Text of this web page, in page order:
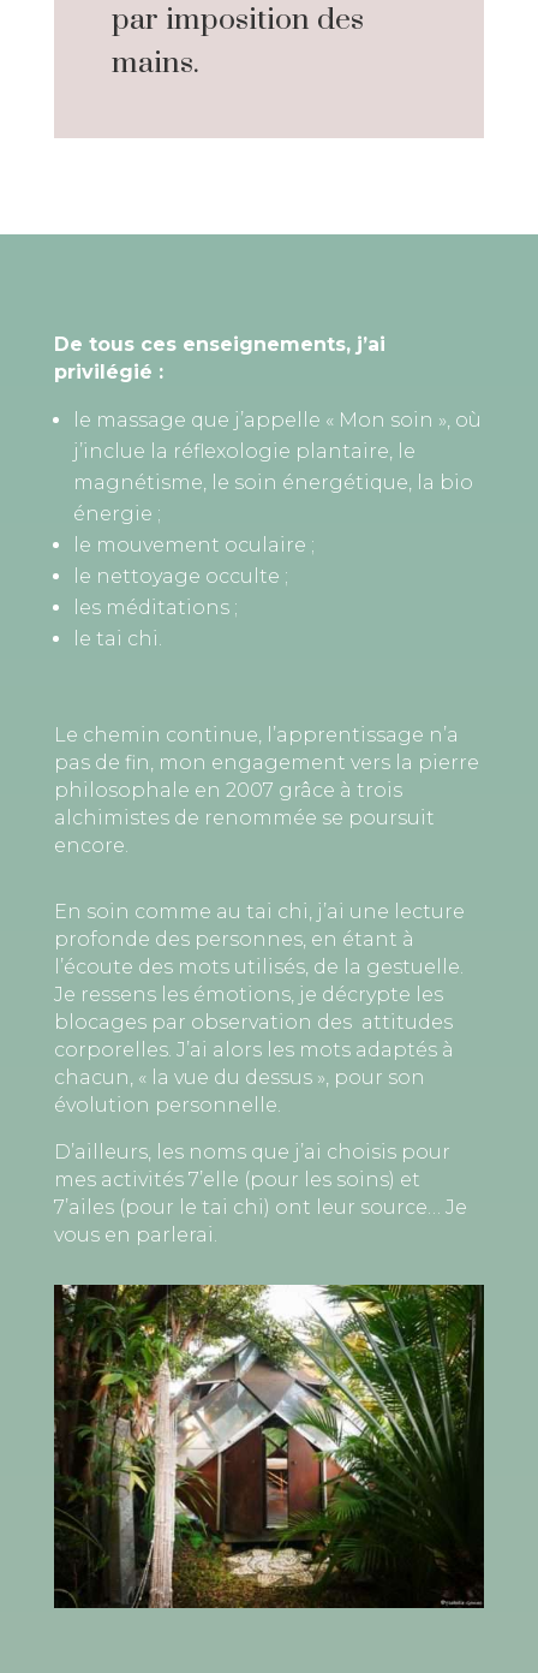
par imposition des
mains.
De tous ces enseignements, j’ai
privilégié :
le massage que j’appelle « Mon soin », où
j’inclue la réflexologie plantaire, le
magnétisme, le soin énergétique, la bio
énergie ;
le mouvement oculaire ;
le nettoyage occulte ;
les méditations ;
le tai chi.
Le chemin continue, l’apprentissage n’a
pas de fin, mon engagement vers la pierre
philosophale en 2007 grâce à trois
alchimistes de renommée se poursuit
encore.
En soin comme au tai chi, j’ai une lecture
profonde des personnes, en étant à
l’écoute des mots utilisés, de la gestuelle.
Je ressens les émotions, je décrypte les
blocages par observation des attitudes
corporelles. J’ai alors les mots adaptés à
chacun, « la vue du dessus », pour son
évolution personnelle.
D’ailleurs, les noms que j’ai choisis pour
mes activités 7’elle (pour les soins) et
7’ailes (pour le tai chi) ont leur source… Je
vous en parlerai.